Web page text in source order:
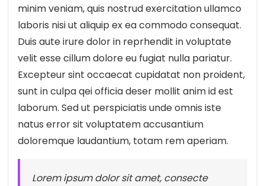
minim veniam, quis nostrud exercitation ullamco
laboris nisi ut aliquip ex ea commodo consequat.
Duis aute irure dolor in reprhendit in voluptate
velit esse cillum dolore eu fugiat nulla pariatur.
Excepteur sint occaecat cupidatat non proident,
sunt in culpa qei officia deser mollit anim id est
laborum. Sed ut perspiciatis unde omnis iste
natus error sit voluptatem accusantium
doloremque laudantium, totam rem aperiam.
Lorem ipsum dolor sit amet, consecte